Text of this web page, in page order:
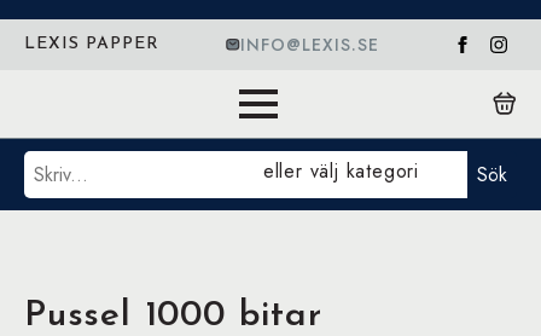
LEXIS PAPPER INFO@LEXIS.SE
Sök eller välj kategori Sök
Pussel 1000 bitar